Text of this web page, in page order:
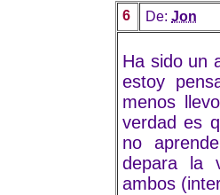
6 De: Jon
Ha sido un
estoy
menos
verdad es
no
depara la
ambos